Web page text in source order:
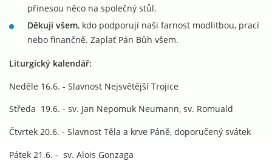
přinesou něco na společný stůl.
Děkuji všem, kdo podporují naši farnost modlitbou, prací
nebo finančně. Zaplať Pán Bůh všem.
Liturgický kalendář:
Neděle 16.6. - Slavnost Nejsvětější Trojice
Středa 19.6. - sv. Jan Nepomuk Neumann, sv. Romuald
Čtvrtek 20.6. - Slavnost Těla a krve Páně, doporučený svátek
Pátek 21.6. - sv. Alois Gonzaga